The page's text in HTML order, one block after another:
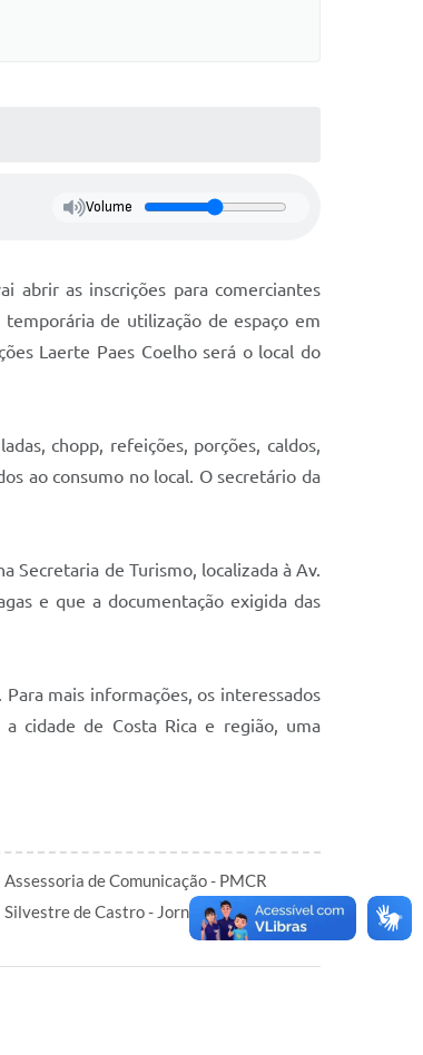
Volume
abrir as inscrições para comerciantes
de utilização de espaço em
Laerte Paes Coelho será o local do
chopp, refeições, porções, caldos,
ao consumo no local. O secretário da
Secretaria de Turismo, localizada à Av.
e que a documentação exigida das
mais informações, os interessados
cidade de Costa Rica e região, uma
Assessoria de Comunicação - PMCR
Silvestre de Castro - Jornalista e Radialista